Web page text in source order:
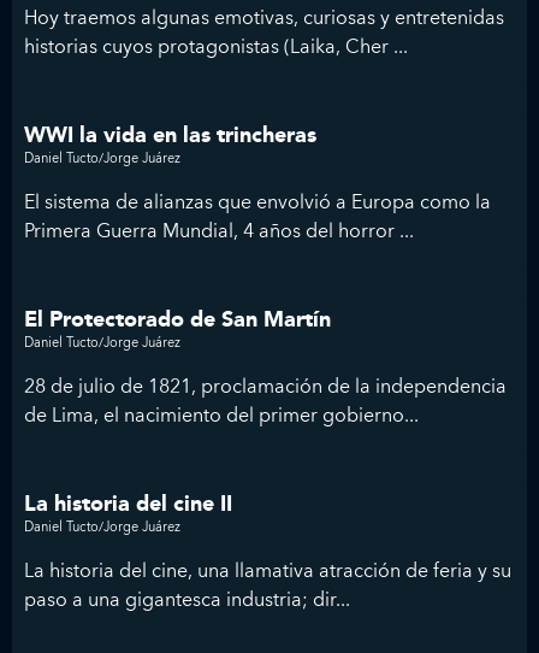
Hoy traemos algunas emotivas, curiosas y entretenidas
historias cuyos protagonistas (Laika, Cher ...
WWI la vida en las trincheras
Daniel Tucto/Jorge Juárez
El sistema de alianzas que envolvió a Europa como la
Primera Guerra Mundial, 4 años del horror ...
El Protectorado de San Martín
Daniel Tucto/Jorge Juárez
28 de julio de 1821, proclamación de la independencia
de Lima, el nacimiento del primer gobierno...
La historia del cine II
Daniel Tucto/Jorge Juárez
La historia del cine, una llamativa atracción de feria y su
paso a una gigantesca industria; dir...